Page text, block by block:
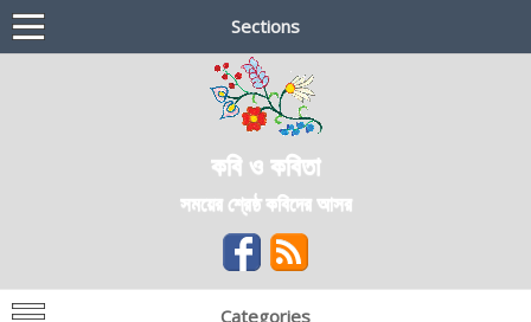
Sections
কবি ও কবিতা
সময়ের শ্রেষ্ঠ কবিদের আসর
Categories